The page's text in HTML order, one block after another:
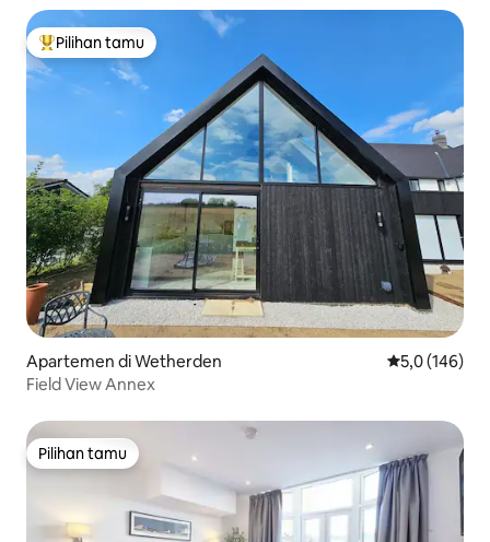
Pilihan tamu terpopuler
Pilihan tamu
Apartemen di Wetherden Nilai rata-rata
5,0 (146)
Field View Annex
Pilihan tamu
Pilihan tamu